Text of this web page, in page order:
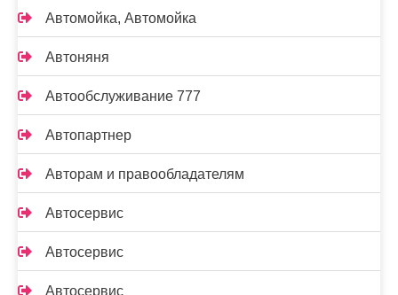
Автомойка, Автомойка
Автоняня
Автообслуживание 777
Автопартнер
Авторам и правообладателям
Автосервис
Автосервис
Автосервис